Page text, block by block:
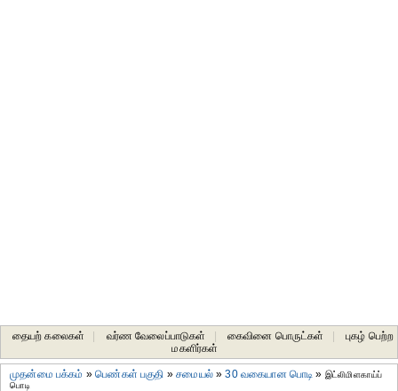
தையற் கலைகள் வர்ண வேலைப்பாடுகள் கைவினை பொருட்கள்
புகழ் பெற்ற
மகளிர்கள்
முதன்மை பக்கம் »பெண்கள் பகுதி »சமையல்»30 வகையான பொடி » இட்லிமிளகாய்ப்
பொடி